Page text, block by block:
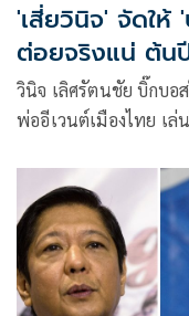
'เสี่ยวินิจ' จัดให้
ต่อยจริงแน่ ต้น
วินิจ เลิศรัตนชัย บิ๊กบอ
พ่ออีเวนต์เมืองไทย เล่